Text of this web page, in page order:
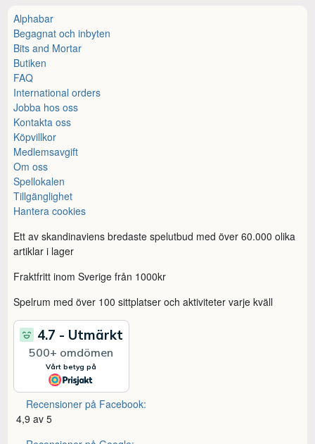
Alphabar
Begagnat och inbyten
Bits and Mortar
Butiken
FAQ
International orders
Jobba hos oss
Kontakta oss
Köpvillkor
Medlemsavgift
Om oss
Spellokalen
Tillgänglighet
Hantera cookies
Ett av skandinaviens bredaste spelutbud med över 60.000 olika
artiklar i lager
Fraktfritt inom Sverige från 1000kr
Spelrum med över 100 sittplatser och aktiviteter varje kväll
Recensioner på Facebook:
4,9 av 5